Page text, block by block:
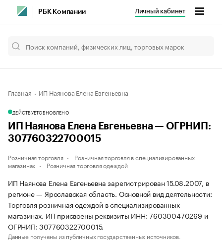
РБК Компании Личный кабинет
Главная ИП Наянова Елена Евгеньевна
ДЕЙСТВУЕТОБНОВЛЕНО
ИП Наянова Елена Евгеньевна — ОГРНИП:
307760322700015
Розничная торговля
Розничная торговля в специализированных
магазинах
Розничная торговля одеждой
ИП Наянова Елена Евгеньевна зарегистрирован 15.08.2007, в
регионе — Ярославская область. Основной вид деятельности:
Торговля розничная одеждой в специализированных
магазинах. ИП присвоены реквизиты ИНН: 760300470269 и
ОГРНИП: 307760322700015.
Данные получены из публичных государственных источников.